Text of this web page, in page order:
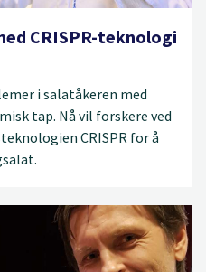
CRISPR-teknologi
i salatåkeren med
tap. Nå vil forskere ved
CRISPR for å